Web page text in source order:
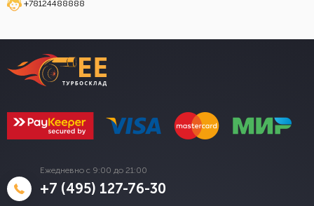
+78124488888
Ежедневно с 9:00 до 21:00
+7 (495) 127-76-30